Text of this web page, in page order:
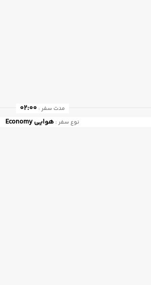
مدت سفر :02:00
نوع سفر : هوایی